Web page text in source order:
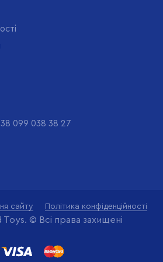
099 038 38 27
сайту Політика конфіденційності
© Всі права захищені